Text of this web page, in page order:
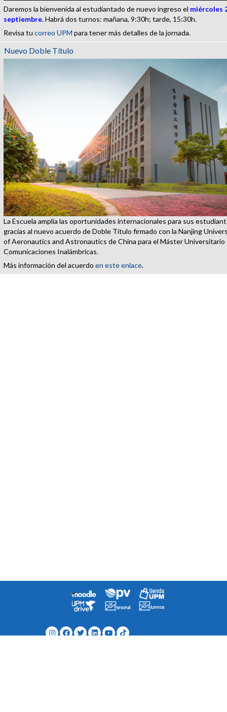
Daremos la bienvenida al estudiantado de nuevo ingreso el miércoles
septiembre. Habrá dos turnos: mañana, 9:30h; tarde, 15:30h.
Revisa tu correo UPM para tener más detalles de la jornada.
Nuevo Doble Título
La Escuela amplía las oportunidades internacionales para sus
gracias al nuevo acuerdo de Doble Título firmado con la Nanjing
of Aeronautics and Astronautics de China para el Máster Universitario
Comunicaciones Inalámbricas.
Más información del acuerdo en este enlace.